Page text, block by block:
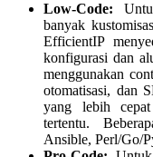
Low-Code:
banyak
EfficientIP
konfigurasi dan
menggunakan
otomatisasi, dan
yang lebih cepat
tertentu.
Ansible, Perl/Go/